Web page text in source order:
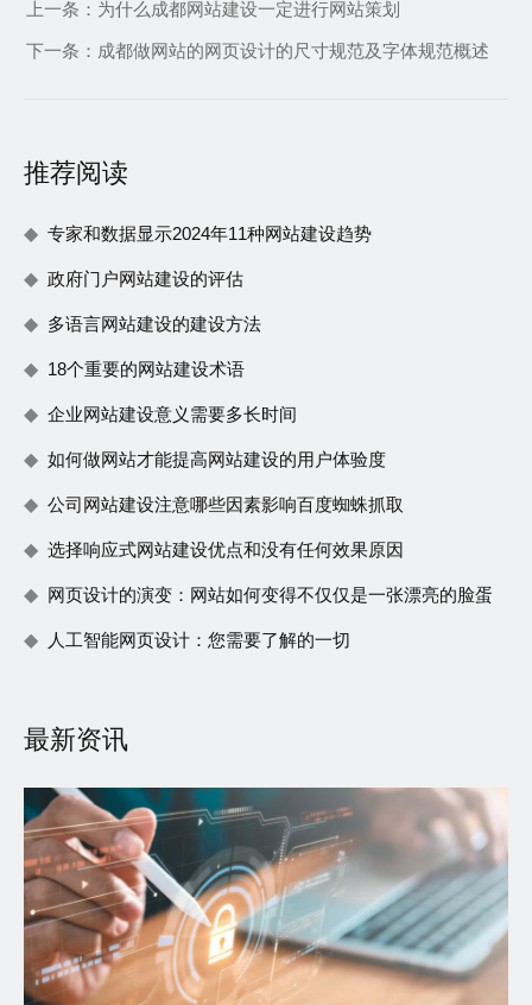
上一条： 为什么成都网站建设一定进行网站策划
下一条： 成都做网站的网页设计的尺寸规范及字体规范概述
推荐阅读
专家和数据显示2024年11种网站建设趋势
政府门户网站建设的评估
多语言网站建设的建设方法
18个重要的网站建设术语
企业网站建设意义需要多长时间
如何做网站才能提高网站建设的用户体验度
公司网站建设注意哪些因素影响百度蜘蛛抓取
选择响应式网站建设优点和没有任何效果原因
网页设计的演变：网站如何变得不仅仅是一张漂亮的脸蛋
人工智能网页设计：您需要了解的一切
最新资讯